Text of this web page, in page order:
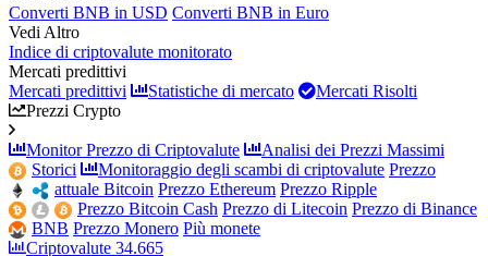
Converti BNB in USD Converti BNB in Euro
Vedi Altro
Indice di criptovalute monitorato
Mercati predittivi
Mercati predittivi
Statistiche di mercato
Mercati Risolti
Prezzi Crypto
Monitor Prezzo di Criptovalute
Analisi dei Prezzi Massimi
Storici
Monitoraggio degli scambi di criptovalute Prezzo
attuale Bitcoin Prezzo Ethereum Prezzo Ripple
Prezzo Bitcoin Cash Prezzo di Litecoin Prezzo di Binance
BNB Prezzo Monero Più monete
Criptovalute 34.665